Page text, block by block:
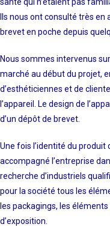
Ils nous ont consulté très
brevet en poche depuis
Nous sommes intervenus
marché au début du projet,
d’esthéticiennes et de
l’appareil. Le design de
d’un dépôt de brevet.
Une fois l’identité du produit
accompagné l’entreprise
recherche d’industriels
pour la société tous les
les packagings, les
d’exposition.